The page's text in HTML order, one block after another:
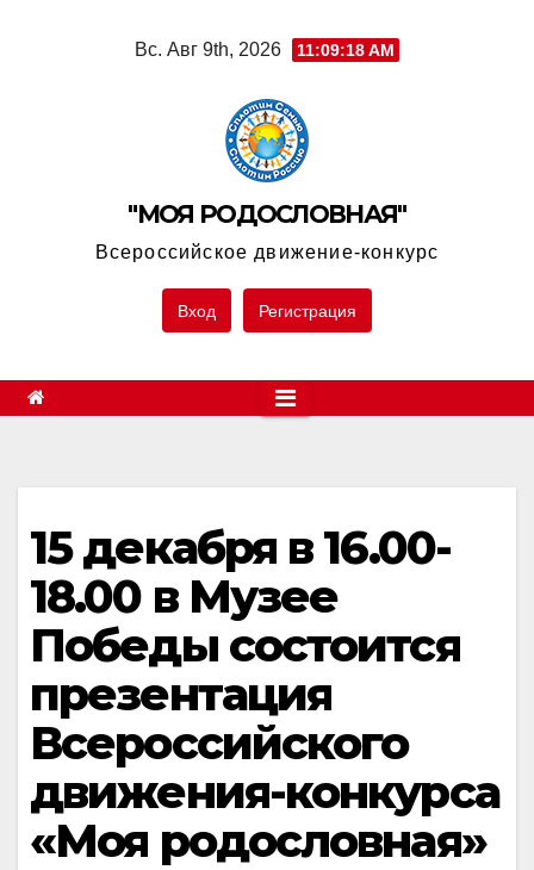
Вс. Авг 9th, 2026 11:09:18 AM
"МОЯ РОДОСЛОВНАЯ"
Всероссийское движение-конкурс
Вход Регистрация
15 декабря в 16.00-
18.00 в Музее
Победы состоится
презентация
Всероссийского
движения-конкурса
«Моя родословная»